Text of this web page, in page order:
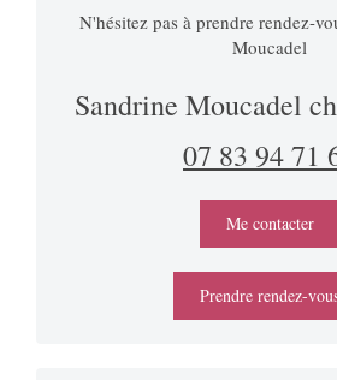
N'hésitez pas à prendre rendez-
Moucadel
Sandrine Moucadel
07 83 94 71
Me contacter
Prendre rendez-